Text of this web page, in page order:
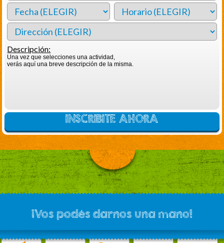
Descripción:
Una vez que selecciones una actividad,
verás aquí una breve descripción de la misma.
INSCRIBITE AHORA
¡Vos podés darnos una mano!